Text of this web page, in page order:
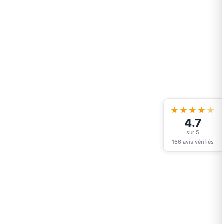
★★★★ ★
4.7
sur 5
166 avis vérifiés